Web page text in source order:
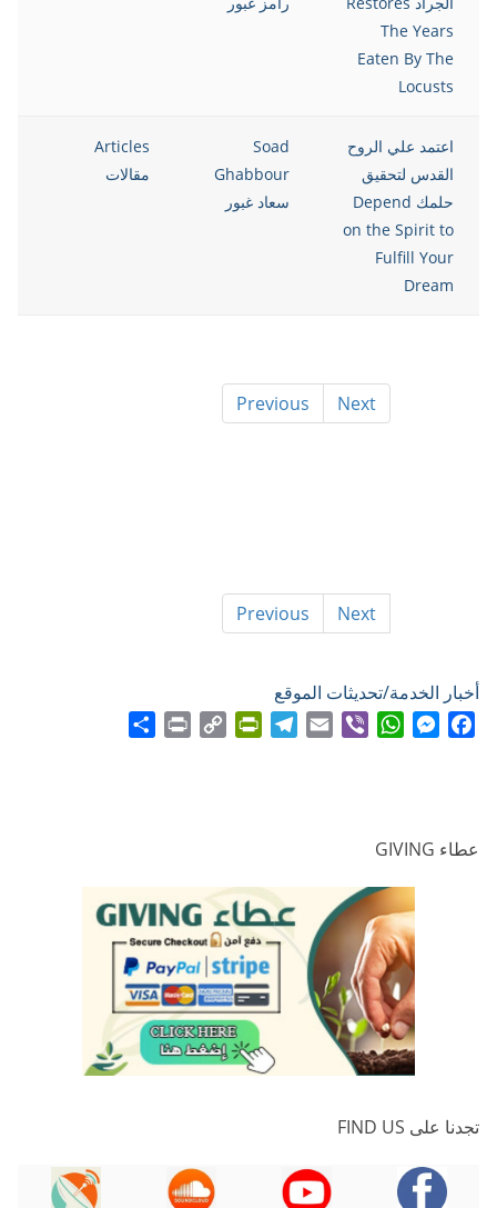
The Years
Eaten By The
Locusts
اعتمد علي الروح
القدس لتحقيق
حلمك Depend
on the Spirit to
Fulfill Your
Dream
Soad
Ghabbour
سعاد غبور
Articles
مقالات
Previous Next
Previous Next
أخبار الخدمة/تحديثات الموقع
عطاء GIVING
تجدنا على FIND US